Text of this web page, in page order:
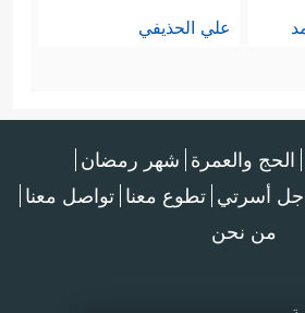
علي الحذيفي
الحج والعمرة شهر رمضان
أسرتي تطوع معنا تواصل معنا
من نحن